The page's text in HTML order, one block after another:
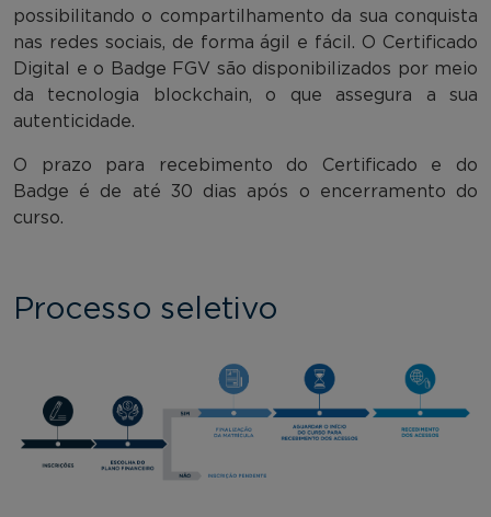
possibilitando o compartilhamento da sua conquista
nas redes sociais, de forma ágil e fácil. O Certificado
Digital e o Badge FGV são disponibilizados por meio
da tecnologia blockchain, o que assegura a sua
autenticidade.
O prazo para recebimento do Certificado e do
Badge é de até 30 dias após o encerramento do
curso.
Processo seletivo